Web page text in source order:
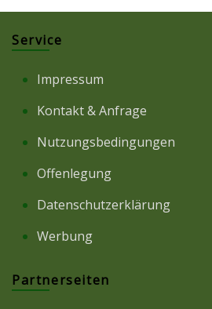
Service
Impressum
Kontakt & Anfrage
Nutzungsbedingungen
Offenlegung
Datenschutzerklärung
Werbung
Partnerseiten